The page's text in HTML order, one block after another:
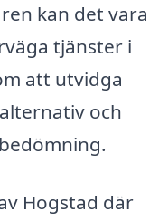
kan det vara
tjänster i
att utvidga
och
Hogstad där